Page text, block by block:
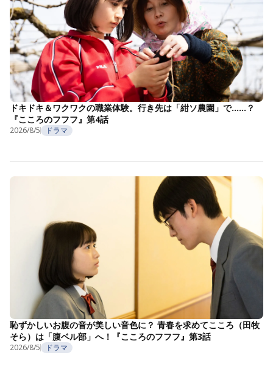
ドキドキ＆ワクワクの職業体験。行き先は「紺ソ農園」で……？
『こころのフフフ』第4話
2026/8/5 ドラマ
恥ずかしいお腹の音が美しい音色に？ 青春を求めてこころ（田牧
そら）は「腹ベル部」へ！『こころのフフフ』第3話
2026/8/5 ドラマ